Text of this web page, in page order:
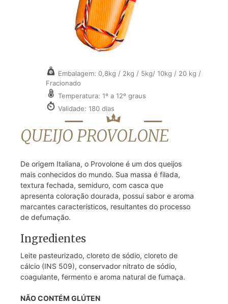
Embalagem: 0,8kg / 2kg / 5kg/ 10kg / 20 kg /
Fracionado
Temperatura: 1º a 12º graus
Validade: 180 dias
QUEIJO PROVOLONE
De origem Italiana, o Provolone é um dos queijos
mais conhecidos do mundo. Sua massa é filada,
textura fechada, semiduro, com casca que
apresenta coloração dourada, possui sabor e aroma
marcantes característicos, resultantes do processo
de defumação.
Ingredientes
Leite pasteurizado, cloreto de sódio, cloreto de
cálcio (INS 509), conservador nitrato de sódio,
coagulante, fermento e aroma natural de fumaça.
NÃO CONTÉM GLÚTEN